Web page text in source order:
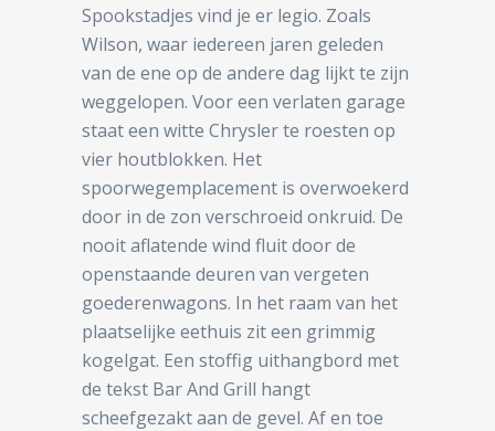
Spookstadjes vind je er legio. Zoals
Wilson, waar iedereen jaren geleden
van de ene op de andere dag lijkt te zijn
weggelopen. Voor een verlaten garage
staat een witte Chrysler te roesten op
vier houtblokken. Het
spoorwegemplacement is overwoekerd
door in de zon verschroeid onkruid. De
nooit aflatende wind fluit door de
openstaande deuren van vergeten
goederenwagons. In het raam van het
plaatselijke eethuis zit een grimmig
kogelgat. Een stoffig uithangbord met
de tekst Bar And Grill hangt
scheefgezakt aan de gevel. Af en toe